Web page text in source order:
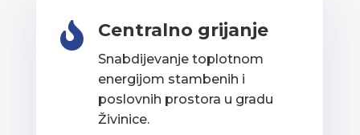
 Centralno grijanje
Snabdijevanje toplotnom
energijom stambenih i
poslovnih prostora u gradu
Živinice.